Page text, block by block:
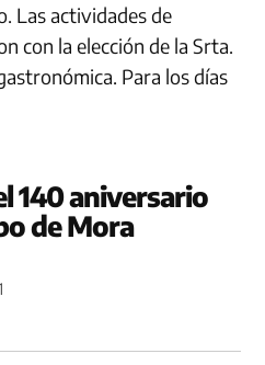
Las actividades de
con la elección de la Srta.
Para los días
140 aniversario
de Mora